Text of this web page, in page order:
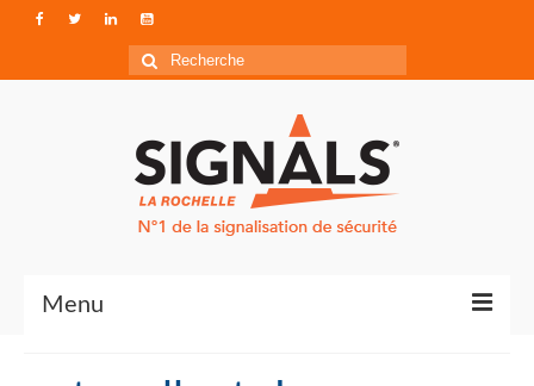
Rechercher
:
Menu